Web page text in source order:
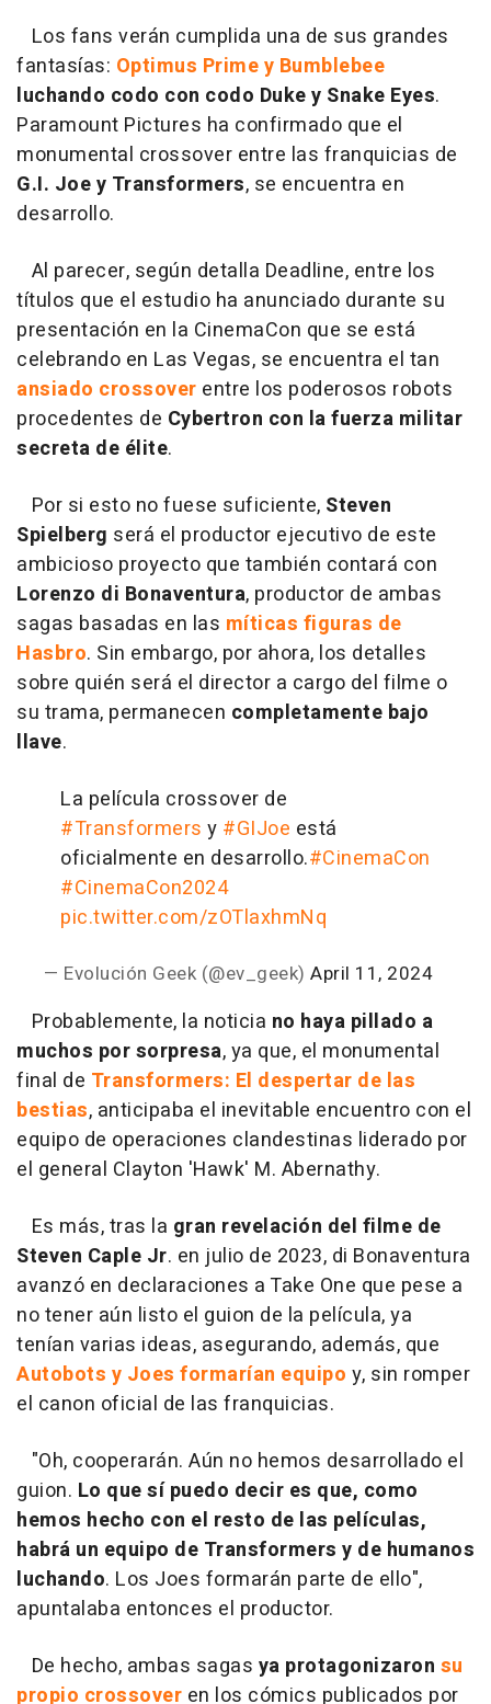
Los fans verán cumplida una de sus grandes
fantasías: Optimus Prime y Bumblebee
luchando codo con codo Duke y Snake Eyes.
Paramount Pictures ha confirmado que el
monumental crossover entre las franquicias de
G.I. Joe y Transformers, se encuentra en
desarrollo.
Al parecer, según detalla Deadline, entre los
títulos que el estudio ha anunciado durante su
presentación en la CinemaCon que se está
celebrando en Las Vegas, se encuentra el tan
ansiado crossover entre los poderosos robots
procedentes de Cybertron con la fuerza militar
secreta de élite.
Por si esto no fuese suficiente, Steven
Spielberg será el productor ejecutivo de este
ambicioso proyecto que también contará con
Lorenzo di Bonaventura, productor de ambas
sagas basadas en las míticas figuras de
Hasbro. Sin embargo, por ahora, los detalles
sobre quién será el director a cargo del filme o
su trama, permanecen completamente bajo
llave.
La película crossover de
#Transformers y #GIJoe está
oficialmente en desarrollo.#CinemaCon
#CinemaCon2024
pic.twitter.com/zOTlaxhmNq
— Evolución Geek (@ev_geek) April 11, 2024
Probablemente, la noticia no haya pillado a
muchos por sorpresa, ya que, el monumental
final de Transformers: El despertar de las
bestias, anticipaba el inevitable encuentro con el
equipo de operaciones clandestinas liderado por
el general Clayton 'Hawk' M. Abernathy.
Es más, tras la gran revelación del filme de
Steven Caple Jr. en julio de 2023, di Bonaventura
avanzó en declaraciones a Take One que pese a
no tener aún listo el guion de la película, ya
tenían varias ideas, asegurando, además, que
Autobots y Joes formarían equipo y, sin romper
el canon oficial de las franquicias.
"Oh, cooperarán. Aún no hemos desarrollado el
guion. Lo que sí puedo decir es que, como
hemos hecho con el resto de las películas,
habrá un equipo de Transformers y de humanos
luchando. Los Joes formarán parte de ello",
apuntalaba entonces el productor.
De hecho, ambas sagas ya protagonizaron su
propio crossover en los cómics publicados por